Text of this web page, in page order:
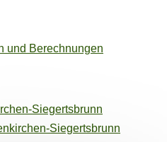
und Berechnungen
Siegertsbrunn
Siegertsbrunn